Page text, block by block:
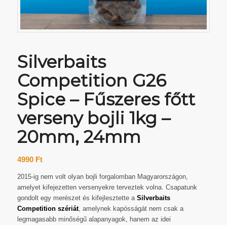
Silverbaits
Competition G26
Spice – Fűszeres főtt
verseny bojli 1kg –
20mm, 24mm
4990 Ft
2015-ig nem volt olyan bojli forgalomban Magyarországon,
amelyet kifejezetten versenyekre terveztek volna. Csapatunk
gondolt egy merészet és kifejlesztette a Silverbaits
Competition szériát, amelynek kapósságát nem csak a
legmagasabb minőségű alapanyagok, hanem az idei